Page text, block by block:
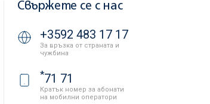
Свържете се с нас
+3592 483 17 17
За връзка от страната и
чужбина
*71 71
Кратък номер за абонати
на мобилни оператори